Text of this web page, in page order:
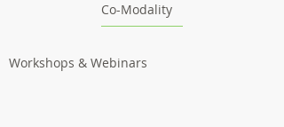
Co-Modality
Workshops & Webinars